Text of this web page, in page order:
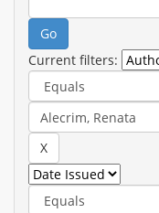
Current filters: